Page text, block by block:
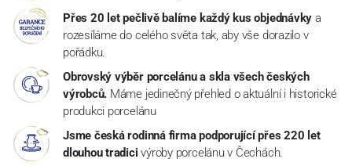
Přes 20 let pečlivě balíme každý kus objednávky a
rozesíláme do celého světa tak, aby vše dorazilo v
pořádku.
Obrovský výběr porcelánu a skla všech českých
výrobců. Máme jedinečný přehled o aktuální i historické
produkci porcelánu
Jsme česká rodinná firma podporující přes 220 let
dlouhou tradici výroby porcelánu v Čechách.